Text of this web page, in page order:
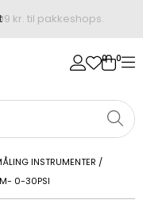
0 0
INSTRUMENTER /
0-30PSI